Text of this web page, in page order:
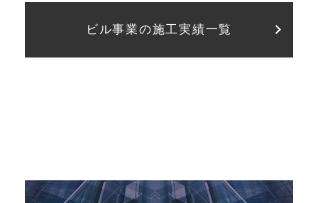
ビル事業の施工実績一覧